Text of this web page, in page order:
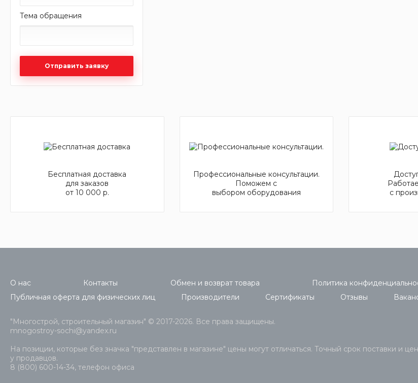
Тема обращения
Отправить заявку
Бесплатная доставка
для заказов
от 10 000 р.
Профессиональные консультации.
Поможем с
выбором оборудования
с
О нас Контакты Обмен и возврат товара
Политика
Публичная оферта для физических лиц
Производители Сертификаты Отзывы
"Многострой, строительный магазин" © 2017-2026. Все права защищены.
mnogostroy-sochi@yandex.ru
На позиции, которые без значка "представлен в магазине" цены могут отличаться. Точный срок поставки и
у продавцов.
8 (800) 600-14-34, телефон офиса